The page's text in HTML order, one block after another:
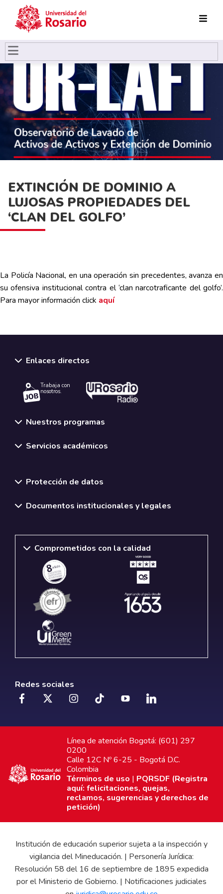
Pasar al contenido principal
EXTINCIÓN DE DOMINIO A
LUJOSAS PROPIEDADES DEL
‘CLAN DEL GOLFO’
La Policía Nacional, en una operación sin precedentes, avanza en
su ofensiva institucional contra el ‘clan narcotraficante del golfo’.
Para mayor información click aquí
Enlaces directos
Trabaja con
nosotros.
Nuestros programas
Servicios académicos
Protección de datos
Documentos institucionales y legales
Comprometidos con la calidad
Redes sociales
Línea de atención Bogotá: (601) 297
0200
Calle 12C Nº 6-25 - Bogotá D.C.
Colombia
Términos de uso | PQRSDF (Registra
aquí: felicitaciones, quejas,
reclamos, sugerencias y derechos de
petición)
Institución de educación superior sujeta a la inspección y
vigilancia del Mineducación. | Personería Jurídica:
Resolución 58 del 16 de septiembre de 1895 expedida
por el Ministerio de Gobierno. | Notificaciones judiciales